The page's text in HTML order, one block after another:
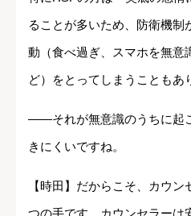
ることが多いため、防衛機制
動（食べ過ぎ、スマホを無意
ど）をとってしまうこともあ
――それが無意識のうちに起
きにくいですね。
【時田】だからこそ、カウ
つの手です。カウンセラーは